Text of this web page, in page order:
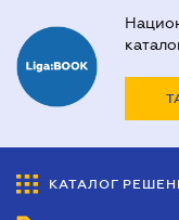
КАТАЛОГ